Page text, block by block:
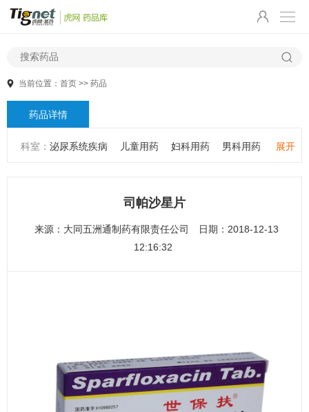
当前位置： 首页 >> 药品
药品详情
展开
科室： 泌尿系统疾病 儿童用药 妇科用药 男科用药
心血管系统疾病 精神心理疾病
性传播疾病
司帕沙星片
来源： 大同五洲通制药有限责任公司
日期：2018-12-13
12:16:32